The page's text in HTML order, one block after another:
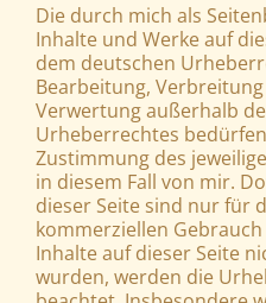
Die durch mich als
Inhalte und Werke auf
dem deutschen
Bearbeitung,
Verwertung außerhalb
Urheberrechtes
Zustimmung des
in diesem Fall von mir.
dieser Seite sind nur für
kommerziellen
Inhalte auf dieser Seite
wurden, werden die